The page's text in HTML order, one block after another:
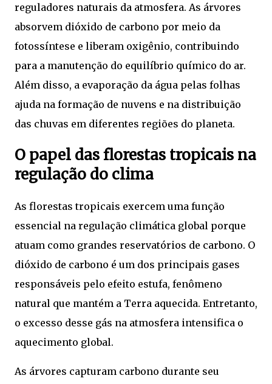
reguladores naturais da atmosfera. As árvores
absorvem dióxido de carbono por meio da
fotossíntese e liberam oxigênio, contribuindo
para a manutenção do equilíbrio químico do ar.
Além disso, a evaporação da água pelas folhas
ajuda na formação de nuvens e na distribuição
das chuvas em diferentes regiões do planeta.
O papel das florestas tropicais na
regulação do clima
As florestas tropicais exercem uma função
essencial na regulação climática global porque
atuam como grandes reservatórios de carbono. O
dióxido de carbono é um dos principais gases
responsáveis pelo efeito estufa, fenômeno
natural que mantém a Terra aquecida. Entretanto,
o excesso desse gás na atmosfera intensifica o
aquecimento global.
As árvores capturam carbono durante seu